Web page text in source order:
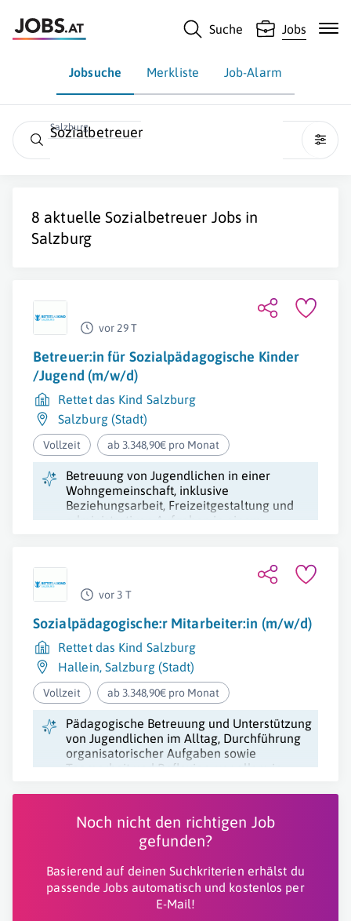
Suche Jobs
Jobsuche Merkliste Job-Alarm
Salzburg
Sozialbetreuer
8 aktuelleSozialbetreuer Jobs in
Salzburg
vor 29 T
Betreuer:in für Sozialpädagogische Kinder
/Jugend (m/w/d)
Rettet das Kind Salzburg
Salzburg (Stadt)
Vollzeit ab 3.348,90€ pro Monat
Betreuung von Jugendlichen in einer
Wohngemeinschaft, inklusive
Beziehungsarbeit, Freizeitgestaltung und
administrativen Aufgaben in einem
vor 3 T
Sozialpädagogische:r Mitarbeiter:in (m/w/d)
Rettet das Kind Salzburg
Hallein Salzburg (Stadt)
Vollzeit ab 3.348,90€ pro Monat
Pädagogische Betreuung und Unterstützung
von Jugendlichen im Alltag, Durchführung
organisatorischer Aufgaben sowie
Teamarbeit und Reflexion, vor allem in
Noch nicht den richtigen Job
gefunden?
Basierend auf deinen Suchkriterien erhälst du
passende Jobs automatisch und kostenlos per
E-Mail!